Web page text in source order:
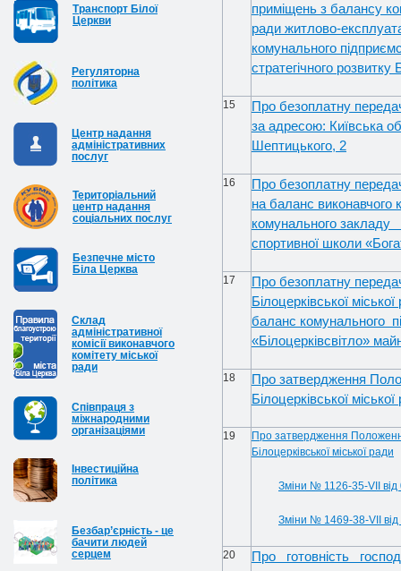
Транспорт Білої
Церкви
Регуляторна
політика
Центр надання
адміністративних
послуг
Територіальний
центр надання
соціальних послуг
Безпечне місто
Біла Церква
Cклад
адміністративної
комісії виконавчого
комітету міської
ради
Співпраця з
міжнародними
організаціями
Інвестиційна
політика
Безбар’єрність - це
бачити людей
серцем
приміщень з балансу
ради житлово-
комунального
стратегічного розвитку
15
Про безоплатну
за адресою: Київська
Шептицького, 2
16
Про безоплатну
на баланс виконавчого
комунального закладу
спортивної школи
17
Про безоплатну
Білоцерківської
баланс комунального
«Білоцерківсвітло»
18
Про затвердження
Білоцерківської
19
Про затвердження
Білоцерківської міської ради
Зміни № 1126-35-VIІ
Зміни № 1469-38-VIІ
20
Про готовність